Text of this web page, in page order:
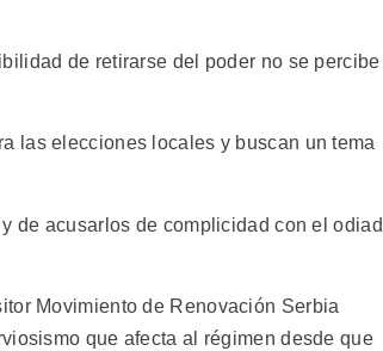
de retirarse del poder no se percibe
las elecciones locales y buscan un tema
de acusarlos de complicidad con el
Movimiento de Renovación Serbia
que afecta al régimen desde que